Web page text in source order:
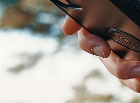
時審查核予不同之上限額度；若仍有額度不足
請求用戶進行身份認證。
５．嚴禁一人註冊多個帳號或使用他人資訊註
恩沛科技股份有限公司將有權停止該用戶之使